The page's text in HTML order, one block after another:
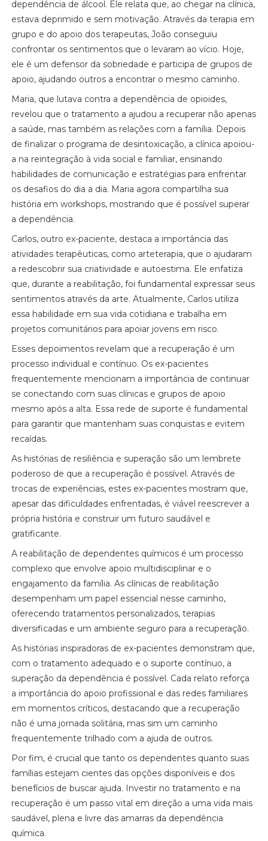
dependência de álcool. Ele relata que, ao chegar na clínica,
estava deprimido e sem motivação. Através da terapia em
grupo e do apoio dos terapeutas, João conseguiu
confrontar os sentimentos que o levaram ao vício. Hoje,
ele é um defensor da sobriedade e participa de grupos de
apoio, ajudando outros a encontrar o mesmo caminho.
Maria, que lutava contra a dependência de opioides,
revelou que o tratamento a ajudou a recuperar não apenas
a saúde, mas também as relações com a família. Depois
de finalizar o programa de desintoxicação, a clínica apoiou-
a na reintegração à vida social e familiar, ensinando
habilidades de comunicação e estratégias para enfrentar
os desafios do dia a dia. Maria agora compartilha sua
história em workshops, mostrando que é possível superar
a dependência.
Carlos, outro ex-paciente, destaca a importância das
atividades terapêuticas, como arteterapia, que o ajudaram
a redescobrir sua criatividade e autoestima. Ele enfatiza
que, durante a reabilitação, foi fundamental expressar seus
sentimentos através da arte. Atualmente, Carlos utiliza
essa habilidade em sua vida cotidiana e trabalha em
projetos comunitários para apoiar jovens em risco.
Esses depoimentos revelam que a recuperação é um
processo individual e contínuo. Os ex-pacientes
frequentemente mencionam a importância de continuar
se conectando com suas clínicas e grupos de apoio
mesmo após a alta. Essa rede de suporte é fundamental
para garantir que mantenham suas conquistas e evitem
recaídas.
As histórias de resiliência e superação são um lembrete
poderoso de que a recuperação é possível. Através de
trocas de experiências, estes ex-pacientes mostram que,
apesar das dificuldades enfrentadas, é viável reescrever a
própria história e construir um futuro saudável e
gratificante.
A reabilitação de dependentes químicos é um processo
complexo que envolve apoio multidisciplinar e o
engajamento da família. As clínicas de reabilitação
desempenham um papel essencial nesse caminho,
oferecendo tratamentos personalizados, terapias
diversificadas e um ambiente seguro para a recuperação.
As histórias inspiradoras de ex-pacientes demonstram que,
com o tratamento adequado e o suporte contínuo, a
superação da dependência é possível. Cada relato reforça
a importância do apoio profissional e das redes familiares
em momentos críticos, destacando que a recuperação
não é uma jornada solitária, mas sim um caminho
frequentemente trilhado com a ajuda de outros.
Por fim, é crucial que tanto os dependentes quanto suas
famílias estejam cientes das opções disponíveis e dos
benefícios de buscar ajuda. Investir no tratamento e na
recuperação é um passo vital em direção a uma vida mais
saudável, plena e livre das amarras da dependência
química.